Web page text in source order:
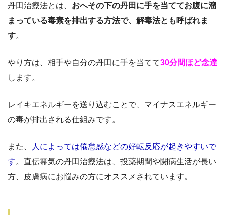
丹田治療法とは、 おへその下の丹田に手を当ててお腹に溜
まっている毒素を排出する方法で、解毒法とも呼ばれま
す。
やり方は、相手や自分の丹田に手を当てて30分間ほど念達
します。
レイキエネルギーを送り込むことで、マイナスエネルギー
の毒が排出される仕組みです。
また、
人によっては倦怠感などの好転反応が起きやすいで
す。直伝霊気の丹田治療法は、投薬期間や闘病生活が長い
方、皮膚病にお悩みの方にオススメされています。